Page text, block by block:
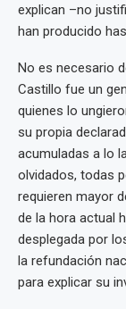
explican –no
han producido
No es necesario
Castillo fue un
quienes lo
su propia
acumuladas a lo
olvidados, todas
requieren mayor
de la hora actual
desplegada por
la refundación
para explicar su